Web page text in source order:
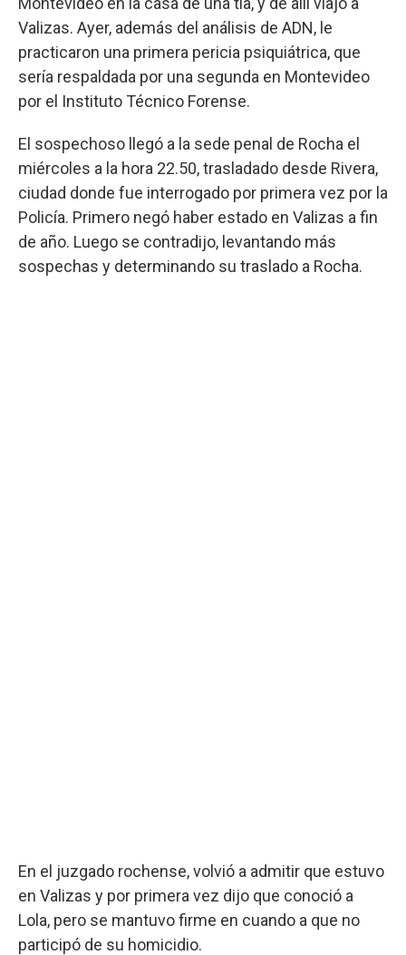
Valizas. Ayer, además del análisis de ADN, le
practicaron una primera pericia psiquiátrica, que
sería respaldada por una segunda en Montevideo
por el Instituto Técnico Forense.
El sospechoso llegó a la sede penal de Rocha el
miércoles a la hora 22.50, trasladado desde Rivera,
ciudad donde fue interrogado por primera vez por la
Policía. Primero negó haber estado en Valizas a fin
de año. Luego se contradijo, levantando más
sospechas y determinando su traslado a Rocha.
En el juzgado rochense, volvió a admitir que estuvo
en Valizas y por primera vez dijo que conoció a
Lola, pero se mantuvo firme en cuando a que no
participó de su homicidio.